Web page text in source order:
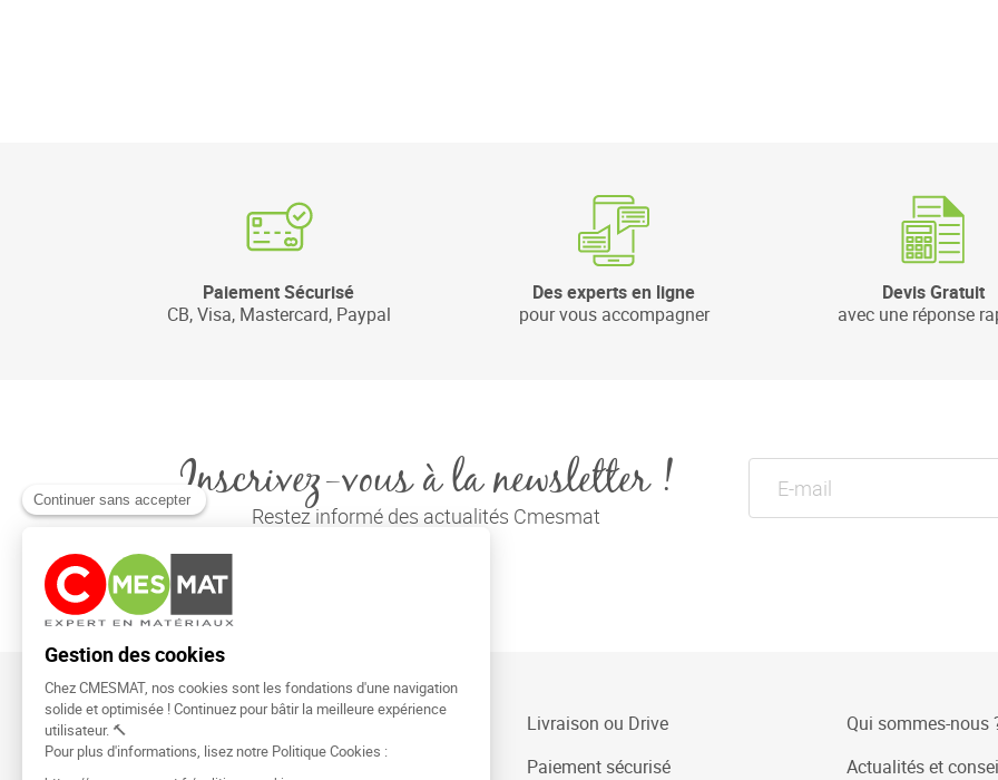
Paiement Sécurisé
CB, Visa, Mastercard, Paypal
Des experts en ligne
pour vous accompagner
Devis Gratuit
avec une réponse
Inscrivez-vous à la newsletter !
Restez informé des actualités Cmesmat
Livraison ou Drive
Paiement sécurisé
Qui sommes-nous
Actualités et